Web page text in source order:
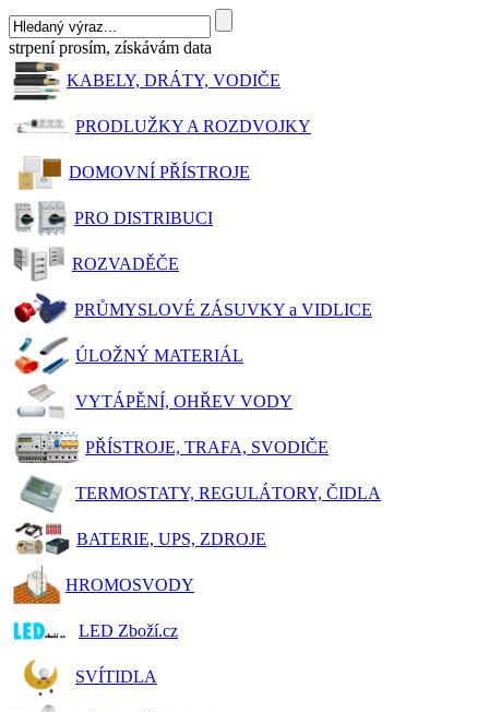
strpení prosím, získávám data
KABELY, DRÁTY, VODIČE
PRODLUŽKY A ROZDVOJKY
DOMOVNÍ PŘÍSTROJE
PRO DISTRIBUCI
ROZVADĚČE
PRŮMYSLOVÉ ZÁSUVKY a VIDLICE
ÚLOŽNÝ MATERIÁL
VYTÁPĚNÍ, OHŘEV VODY
PŘÍSTROJE, TRAFA, SVODIČE
TERMOSTATY, REGULÁTORY, ČIDLA
BATERIE, UPS, ZDROJE
HROMOSVODY
LED Zboží.cz
SVÍTIDLA